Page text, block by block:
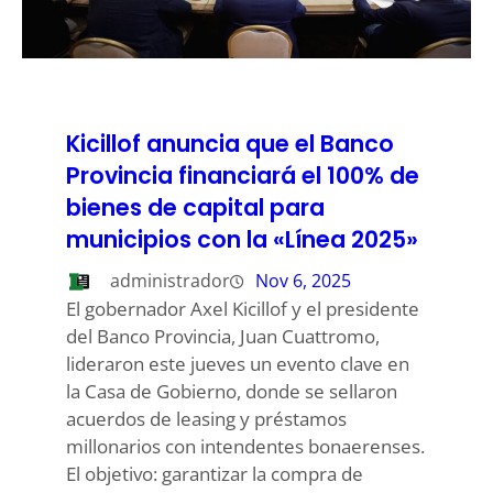
Kicillof anuncia que el Banco
Provincia financiará el 100% de
bienes de capital para
municipios con la «Línea 2025»
administrador Nov 6, 2025
El gobernador Axel Kicillof y el presidente
del Banco Provincia, Juan Cuattromo,
lideraron este jueves un evento clave en
la Casa de Gobierno, donde se sellaron
acuerdos de leasing y préstamos
millonarios con intendentes bonaerenses.
El objetivo: garantizar la compra de